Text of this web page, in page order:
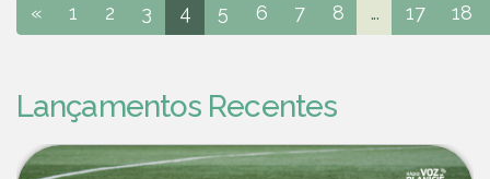
« 1 2 3 4 5 6 7 8 ... 17 18
Lançamentos Recentes